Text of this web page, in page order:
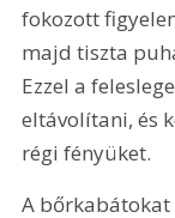
fokozott
majd tiszta
Ezzel a
eltávolítani, és
régi fényüket.
A bőrkabátokat